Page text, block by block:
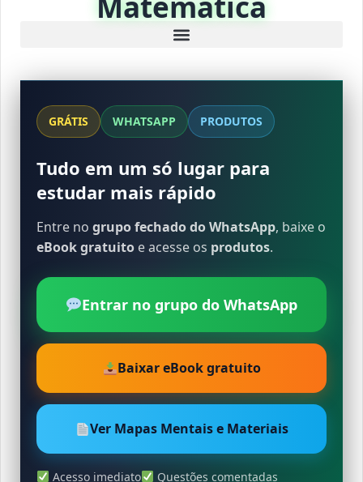
GRÁTIS WHATSAPP PRODUTOS
Tudo em um só lugar para
estudar mais rápido
Entre no grupo fechado do WhatsApp, baixe o
eBook gratuito e acesse os produtos.
Entrar no grupo do WhatsApp
Baixar eBook gratuito
Ver Mapas Mentais e Materiais
Acesso imediato Questões comentadas